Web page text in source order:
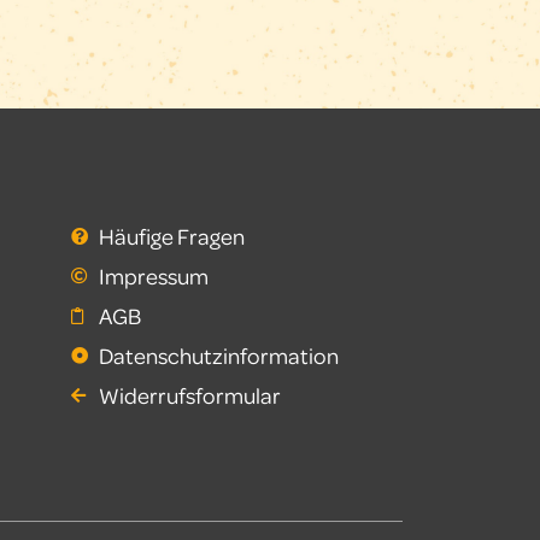
Häufige Fragen
Impressum
AGB
Datenschutzinformation
Widerrufsformular